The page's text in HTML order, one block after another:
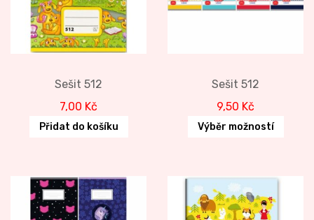
Sešit 512
7,00 Kč
Přidat do košíku
Sešit 512
9,50 Kč
Výběr možností